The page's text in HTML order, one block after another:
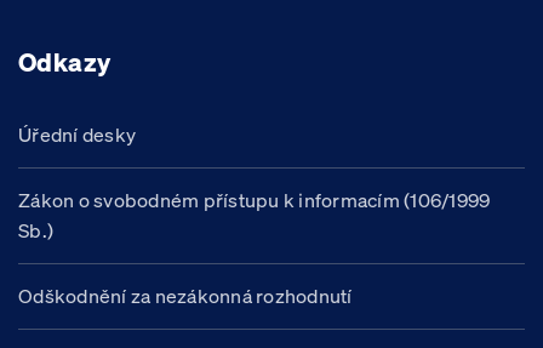
Odkazy
Úřední desky
Zákon o svobodném přístupu k informacím (106/1999
Sb.)
Odškodnění za nezákonná rozhodnutí